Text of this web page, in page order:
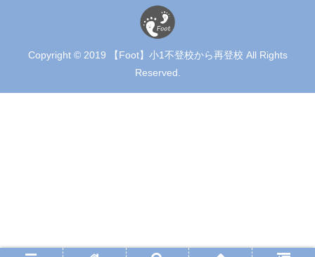
Copyright © 2019 【Foot】小1不登校から再登校 All Rights
Reserved.